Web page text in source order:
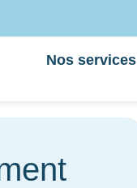
Nos services